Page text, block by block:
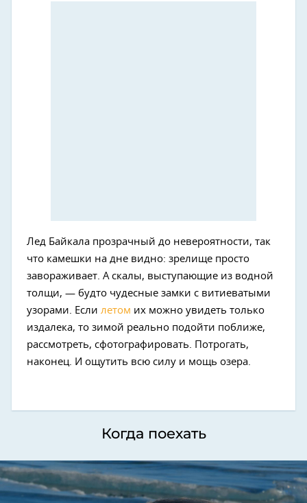
Лед Байкала прозрачный до невероятности, так
что камешки на дне видно: зрелище просто
завораживает. А скалы, выступающие из водной
толщи, — будто чудесные замки с витиеватыми
узорами. Если летом их можно увидеть только
издалека, то зимой реально подойти поближе,
рассмотреть, сфотографировать. Потрогать,
наконец. И ощутить всю силу и мощь озера.
Когда поехать